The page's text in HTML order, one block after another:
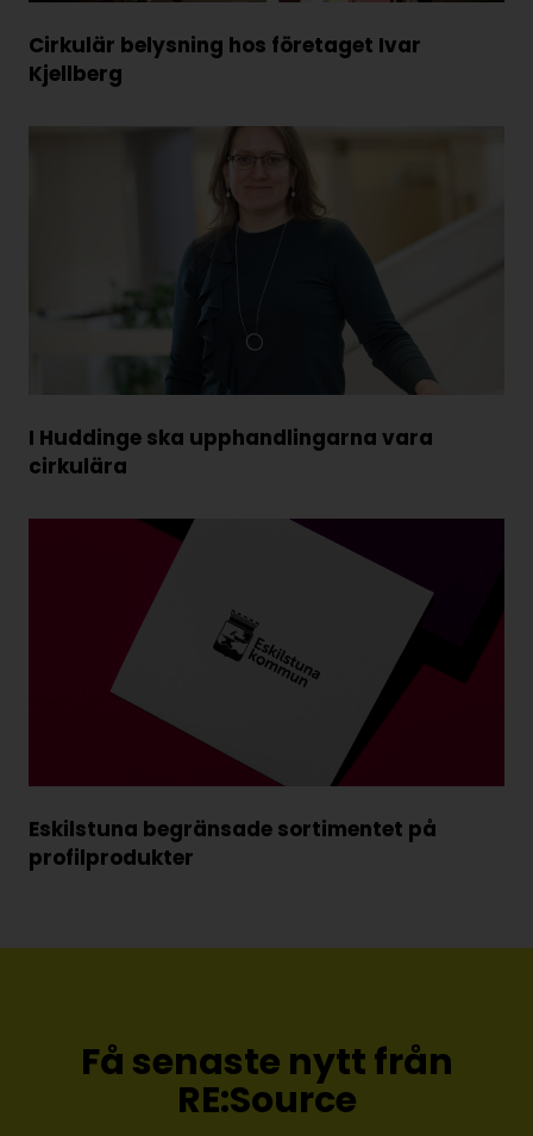
Cirkulär belysning hos företaget Ivar
Kjellberg
I Huddinge ska upphandlingarna vara
cirkulära
Eskilstuna begränsade sortimentet på
profilprodukter
Få senaste nytt från
RE:Source